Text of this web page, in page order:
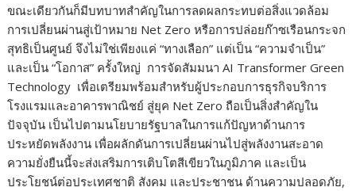
ขณะเดียวกันก็มีบทบาทสำคัญในการลดผลกระทบต่อสิ่งแวดล้อม
การเปลี่ยนผ่านสู่เป้าหมาย Net Zero หรือการปล่อยก๊าซเรือนกระจก
สุทธิเป็นศูนย์ จึงไม่ใช่เพียงแค่ “ทางเลือก” แต่เป็น “ความจำเป็น”
และเป็น “โอกาส” ครั้งใหญ่ การจัดสัมมนา AI Transformer Green
Technology เพื่อเตรียมพร้อมสำหรับผู้ประกอบการธุรกิจบริการ
โรงแรมและอาคารพาณิชย์ สู่ยุค Net Zero ถือเป็นสิ่งสำคัญใน
ปัจจุบัน เป็นไปตามนโยบายรัฐบาลในการแก้ปัญหาด้านการ
ประหยัดพลังงาน เพื่อผลักดันการเปลี่ยนผ่านไปสู่พลังงานสะอาด
ความยั่งยืนนี้จะส่งเสริมการเติบโตสีเขียวในภูมิภาค และเป็น
ประโยชน์ต่อประเทศชาติ สังคม และประชาชน ด้านความปลอดภัย,